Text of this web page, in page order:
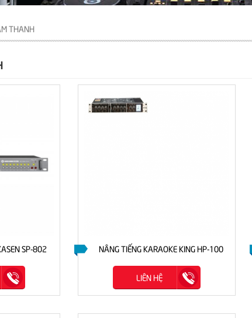
THANH
SP-802
NÂNG TIẾNG KARAOKE KING HP-100
LIÊN HỆ